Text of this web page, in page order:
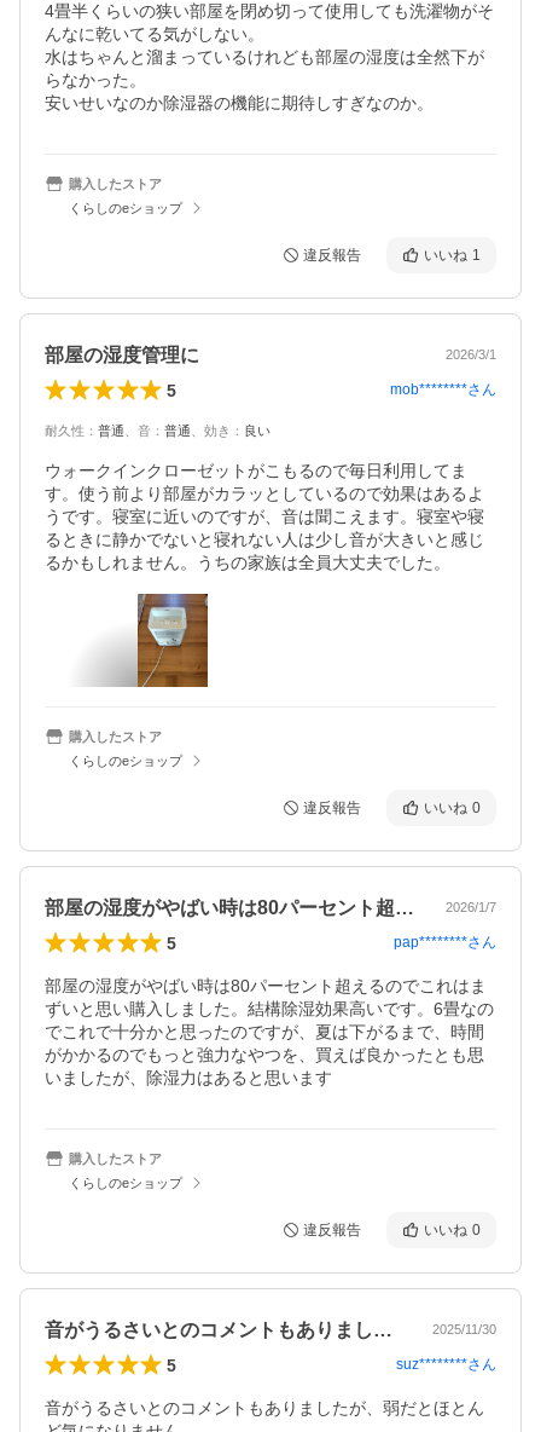
4畳半くらいの狭い部屋を閉め切って使用しても洗濯物がそ
んなに乾いてる気がしない。
水はちゃんと溜まっているけれども部屋の湿度は全然下が
らなかった。
購入したストア
くらしのeショップ
違反報告 いいね 1
部屋の湿度管理に 2026/3/1
5 mob********さん
耐久性 ： 普通 音 ： 普通 効き ： 良い
ウォークインクローゼットがこもるので毎日利用してま
す。使う前より部屋がカラッとしているので効果はあるよ
うです。寝室に近いのですが、音は聞こえます。寝室や寝
るときに静かでないと寝れない人は少し音が大きいと感じ
るかもしれません。うちの家族は全員大丈夫でした。
購入したストア
くらしのeショップ
違反報告 いいね 0
部屋の湿度がやばい時は80パーセント超… 2026/1/7
5 pap********さん
部屋の湿度がやばい時は80パーセント超えるのでこれはま
ずいと思い購入しました。結構除湿効果高いです。6畳なの
でこれで十分かと思ったのですが、夏は下がるまで、時間
がかかるのでもっと強力なやつを、買えば良かったとも思
いましたが、除湿力はあると思います
購入したストア
くらしのeショップ
違反報告 いいね 0
音がうるさいとのコメントもありましたが… 2025/11/30
5 suz********さん
音がうるさいとのコメントもありましたが、弱だとほとん